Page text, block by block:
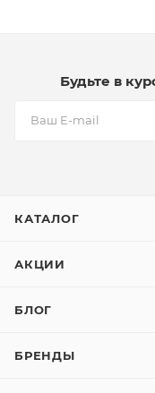
Будьте в
КАТАЛОГ
АКЦИИ
БЛОГ
БРЕНДЫ